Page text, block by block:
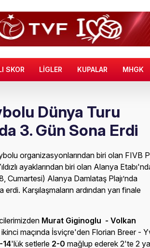
SKOR LİGLER KUPALAR MHGK
Dünya Turu
3. Gün Sona Erdi
organizasyonlarından biri olan FIVB
ayaklarından biri olan Alanya
Cumartesi) Alanya Damlataş Plajı’nda
Karşılaşmaların ardından yarı finale
Murat Giginoglu - Volkan
maçında İsviçre'den Florian Breer -
14'lük setlerle 2-0 mağlup ederek 2'te 2